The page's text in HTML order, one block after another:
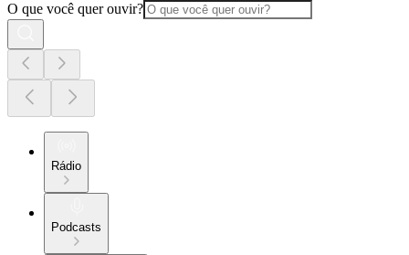
O que você quer ouvir?
Rádio
Podcasts